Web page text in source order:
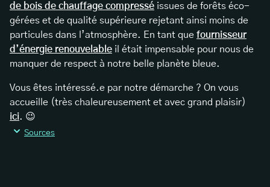
de bois de chauffage compressé issues de forêts éco-
gérées et de qualité supérieure rejetant ainsi moins de
particules dans l’atmosphère. En tant que fournisseur
d’énergie renouvelable il était impensable pour nous de
manquer de respect à notre belle planète bleue.
Vous êtes intéressé.e par notre démarche ? On vous
accueille (très chaleureusement et avec grand plaisir)
ici. 😉
Sources